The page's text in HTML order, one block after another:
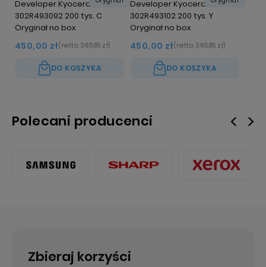
Developer Kyocera DV-5195
302R493092 200 tys. C
Oryginał no box
450,00 zł(netto: 365,85 zł)
DO KOSZYKA
Developer Kyocera DV-5195
302R493102 200 tys. Y
Oryginał no box
450,00 zł(netto: 365,85 zł)
DO KOSZYKA
Polecani producenci
Zbieraj korzyści